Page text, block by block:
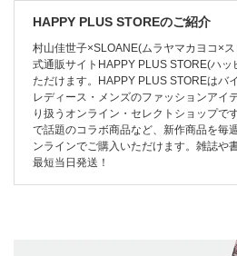
HAPPY PLUS STOREのご紹介
村山佳世子×SLOANE(ムラヤマカヨコ×
式通販サイトHAPPY PLUS STORE(ハ
ただけます。HAPPY PLUS STOREはバ
レディース・メンズのファッションアイ
り扱うオンライン・セレクトショップで
で話題のコラボ商品など、新作商品を毎
ンラインでご購入いただけます。雑誌や
最短当日発送！